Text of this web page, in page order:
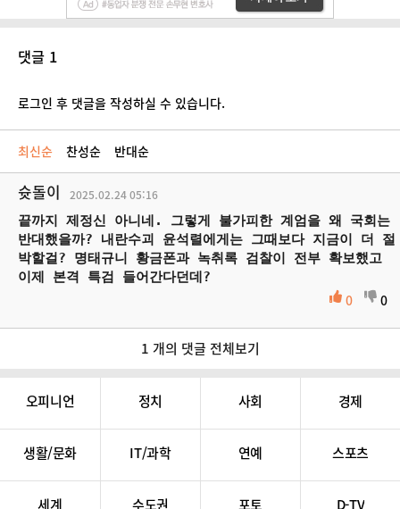
댓글 1
로그인 후 댓글을 작성하실 수 있습니다.
최신순 찬성순 반대순
슛돌이 2025.02.2405:16
끝까지 제정신 아니네. 그렇게 불가피한 계엄을 왜 국회는
반대했을까? 내란수괴 윤석렬에게는 그때보다 지금이 더 절
박할걸? 명태규니 황금폰과 녹취록 검찰이 전부 확보했고
이제 본격 특검 들어간다던데?
0 0
1 개의 댓글 전체보기
오피니언 정치 사회 경제
생활/문화 IT/과학 연예 스포츠
세계 수도권 포토 D-TV